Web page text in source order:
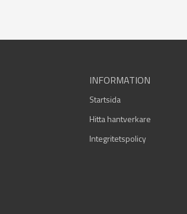
INFORMATION
Startsida
Hitta hantverkare
Integritetspolicy